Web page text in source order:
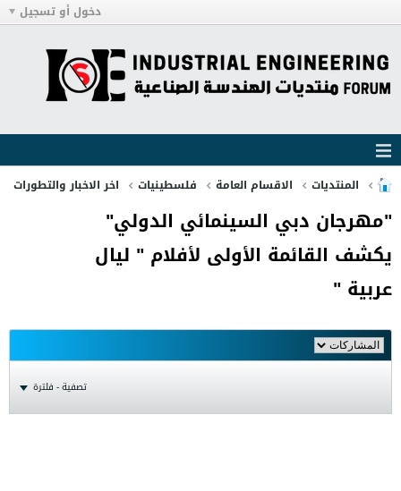
دخول أو تسجيل
المنتديات الاقسام العامة فلسطينيات اخر الاخبار والتطورات
"مهرجان دبي السينمائي الدولي"
يكشف القائمة الأولى لأفلام " ليال
عربية "
تصفية - فلترة